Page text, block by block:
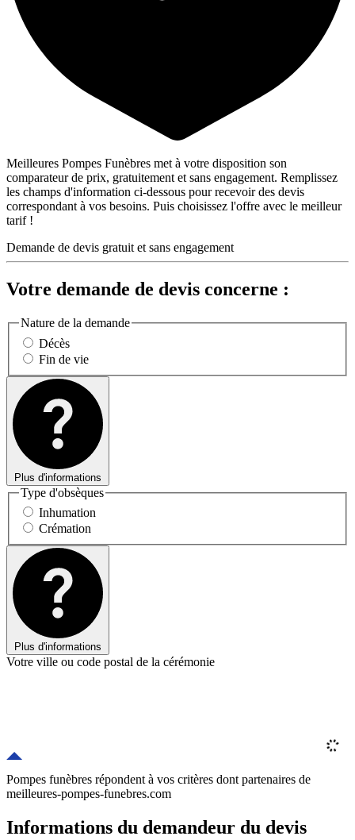
Meilleures Pompes Funèbres met à votre disposition son
comparateur de prix, gratuitement et sans engagement. Remplissez
les champs d'information ci-dessous pour recevoir des devis
correspondant à vos besoins. Puis choisissez l'offre avec le meilleur
tarif !
Demande de devis gratuit et sans engagement
Votre demande de devis concerne :
Nature de la demande
Décès
Fin de vie
Plus d'informations
Type d'obsèques
Inhumation
Crémation
Plus d'informations
Votre ville ou code postal de la cérémonie
Pompes funèbres répondent à vos critères dont partenaires de
meilleures-pompes-funebres.com
Informations du demandeur du devis